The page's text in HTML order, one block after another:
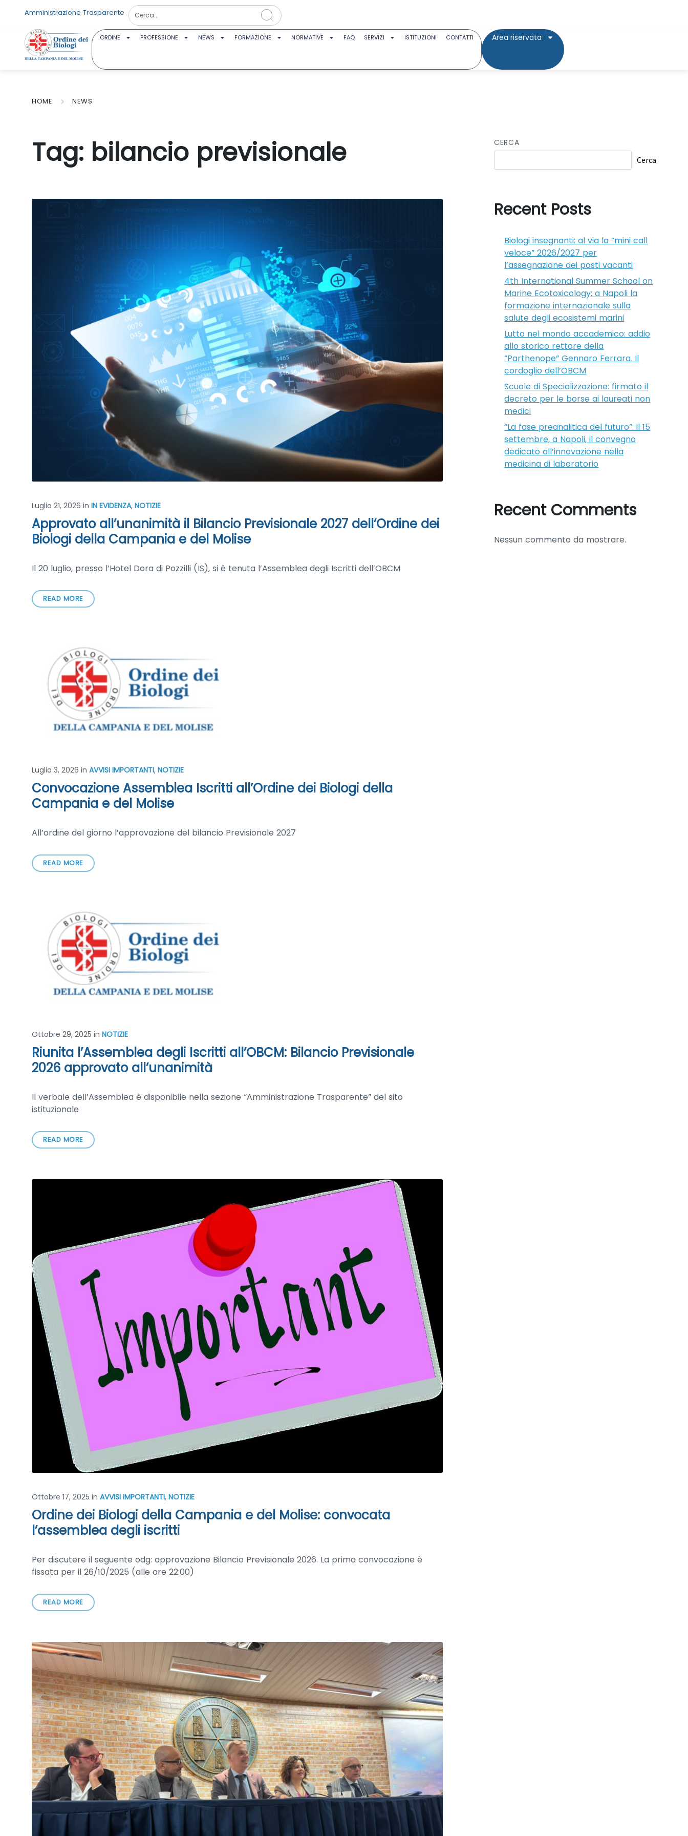
Amministrazione Trasparente
ORDINE PROFESSIONE NEWS FORMAZIONE NORMATIVE FAQ SERVIZI ISTITUZIONI CONTATTI Area riservata
HOME NEWS
Tag: bilancio previsionale
Luglio 21, 2026 in IN EVIDENZA, NOTIZIE
Approvato all’unanimità il Bilancio Previsionale 2027 dell’Ordine dei
Biologi della Campania e del Molise
Il 20 luglio, presso l’Hotel Dora di Pozzilli (IS), si è tenuta l’Assemblea degli Iscritti dell’OBCM
READ MORE
Luglio 3, 2026 in AVVISI IMPORTANTI, NOTIZIE
Convocazione Assemblea Iscritti all’Ordine dei Biologi della
Campania e del Molise
All’ordine del giorno l’approvazione del bilancio Previsionale 2027
READ MORE
Ottobre 29, 2025 in NOTIZIE
Riunita l’Assemblea degli Iscritti all’OBCM: Bilancio Previsionale
2026 approvato all’unanimità
Il verbale dell’Assemblea è disponibile nella sezione “Amministrazione Trasparente” del sito
istituzionale
READ MORE
Ottobre 17, 2025 in AVVISI IMPORTANTI, NOTIZIE
Ordine dei Biologi della Campania e del Molise: convocata
l’assemblea degli iscritti
Per discutere il seguente odg: approvazione Bilancio Previsionale 2026. La prima convocazione è
fissata per il 26/10/2025 (alle ore 22:00)
READ MORE
CERCA
Cerca
Recent Posts
Biologi insegnanti: al via la “mini call
veloce” 2026/2027 per
l’assegnazione dei posti vacanti
4th International Summer School on
Marine Ecotoxicology: a Napoli la
formazione internazionale sulla
salute degli ecosistemi marini
Lutto nel mondo accademico: addio
allo storico rettore della
“Parthenope” Gennaro Ferrara. Il
cordoglio dell’OBCM
Scuole di Specializzazione: firmato il
decreto per le borse ai laureati non
medici
“La fase preanalitica del futuro”: il 15
settembre, a Napoli, il convegno
dedicato all’innovazione nella
medicina di laboratorio
Recent Comments
Nessun commento da mostrare.